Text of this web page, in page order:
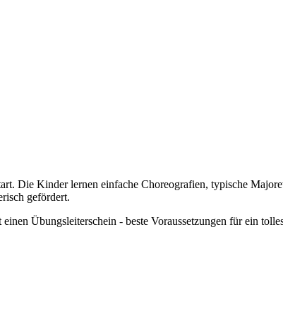
Die Kinder lernen einfache Choreografien, typische
gefördert.
Übungsleiterschein - beste Voraussetzungen für ein